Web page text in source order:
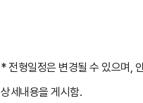
* 전형일정은 변경될 수 있으며,
상세내용을 게시함.